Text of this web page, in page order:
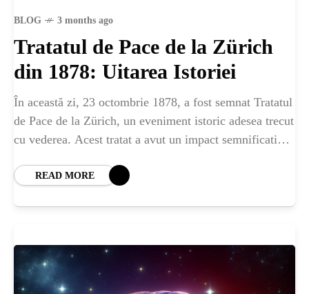
BLOG 3 months ago
Tratatul de Pace de la Zürich
din 1878: Uitarea Istoriei
În această zi, 23 octombrie 1878, a fost semnat Tratatul
de Pace de la Zürich, un eveniment istoric adesea trecut
cu vederea. Acest tratat a avut un impact semnificativ
READ MORE